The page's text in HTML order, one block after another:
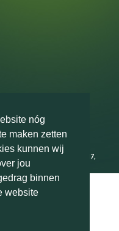
nóg
maken zetten
kunnen wij
jou
binnen
website
Dagblad
in 2012, 2015, 2016, 2017,
2023, 2024 en 2025